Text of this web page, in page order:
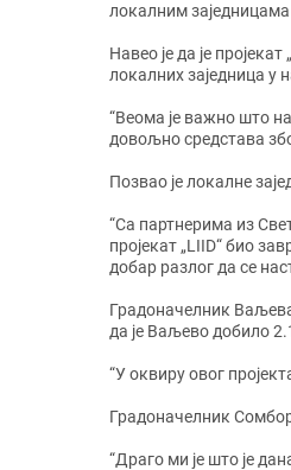
локалним
Навео је да је
локалних заједница у
“Веома је важно што
довољно средстава
Позвао је локалне
“Са партнерима из
пројекат „LIID“ био
добар разлог да се
Градоначелник Ваљева
да је Ваљево добило
“У оквиру овог
Градоначелник
“Драго ми је што је